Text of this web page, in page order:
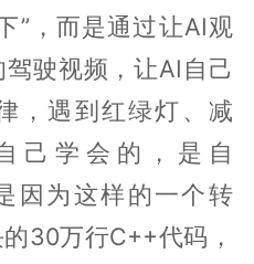
”，而是通过让AI观
驶视频，让AI自己
，遇到红绿灯、减
己学会的，是自
因为这样的一个转
30万行C++代码，